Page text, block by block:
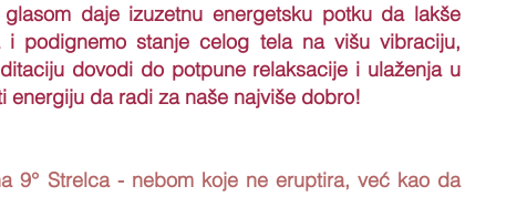
daje izuzetnu energetsku potku da lakše
podignemo stanje celog tela na višu vibraciju,
dovodi do potpune relaksacije i ulaženja u
energiju da radi za naše najviše dobro!
9° Strelca - nebom koje ne eruptira, već kao da